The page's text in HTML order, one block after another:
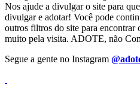
Nos ajude a divulgar o site para
divulgar e adotar! Você pode
outros filtros do site para encontrar
muito pela visita. ADOTE, não
Segue a gente no Instagram